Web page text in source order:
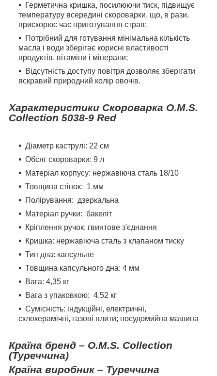
Герметична кришка, посилюючи тиск, підвищує
температуру всередині скороварки, що, в рази,
прискорює час приготування страв;
Потрібний для готування мінімальна кількість
масла і води зберігає корисні властивості
продуктів, вітаміни і мінерали;
Відсутність доступу повітря дозволяє зберігати
яскравий природний колір овочів.
Характеристики Скороварка O.M.S.
Collection 5038-9 Red
Діаметр каструлі: 22 см
Обсяг скороварки: 9 л
Матеріал корпусу: нержавіюча сталь 18/10
Товщина стінок: 1 мм
Полірування: дзеркальна
Матеріал ручки: бакеліт
Кріплення ручок: гвинтове з'єднання
Кришка: нержавіюча сталь з клапаном тиску
Тип дна: капсульне
Товщина капсульного дна: 4 мм
Вага: 4,35 кг
Вага з упаковкою: 4,52 кг
Сумісність: індукційні, електричні,
склокерамічні, газові плити; посудомийна машина
Країна бренд – O.M.S. Collection
(Туреччина)
Країна виробник – Туреччина